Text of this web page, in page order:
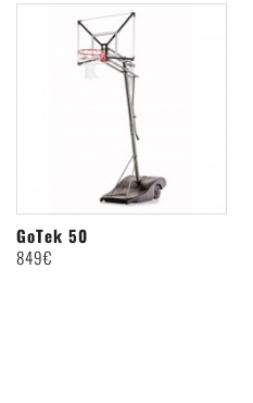
GoTek 50
849€